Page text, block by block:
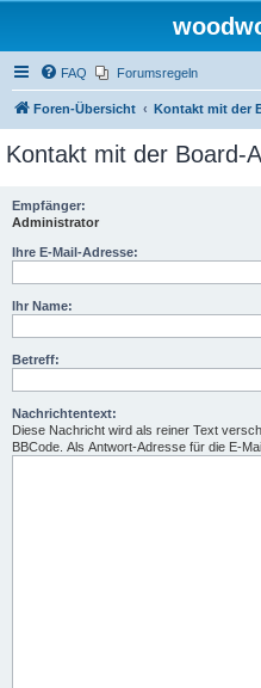
FAQ Forumsregeln
Foren-Übersicht Kontakt mit der
Kontakt mit der Board-
Empfänger:
Administrator
Ihre E-Mail-Adresse:
Ihr Name:
Betreff:
Nachrichtentext:
Diese Nachricht wird als reiner Text
BBCode. Als Antwort-Adresse für die E-